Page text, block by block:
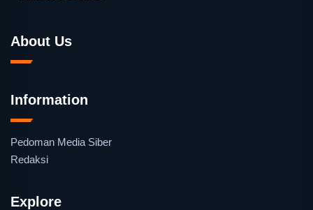
About Us
Information
Pedoman Media Siber
Redaksi
Explore